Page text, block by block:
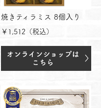
焼きティラミス 8個入り
￥1,512（税込）